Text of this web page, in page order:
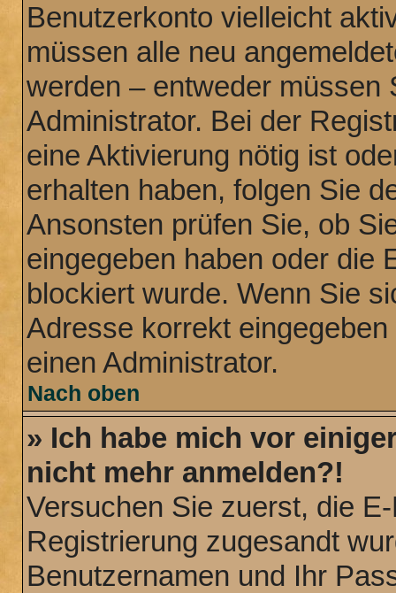
Benutzerkonto vielleicht
müssen alle neu
werden – entweder müssen
Administrator. Bei der
eine Aktivierung nötig ist
erhalten haben, folgen Sie
Ansonsten prüfen Sie, ob
eingegeben haben oder die
blockiert wurde. Wenn Sie
Adresse korrekt
einen Administrator.
Nach oben
» Ich habe mich vor
nicht mehr anmelden?!
Versuchen Sie zuerst, die
Registrierung zugesandt
Benutzernamen und Ihr